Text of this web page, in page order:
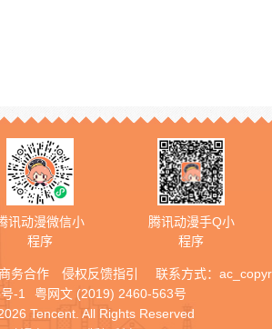
讯动漫微信小
程序
腾讯动漫手Q小
程序
务合作 侵权反馈指引 联系方式：
-1
粤网文 (2019) 2460-563号
Tencent. All Rights Reserved